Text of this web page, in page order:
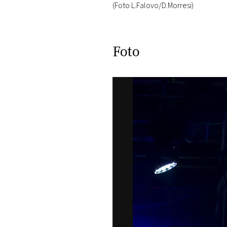
(Foto L.Falovo/D.Morresi)
Foto